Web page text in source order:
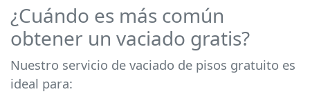
¿Cuándo es más común
obtener un vaciado gratis?
Nuestro servicio de vaciado de pisos gratuito es
ideal para: